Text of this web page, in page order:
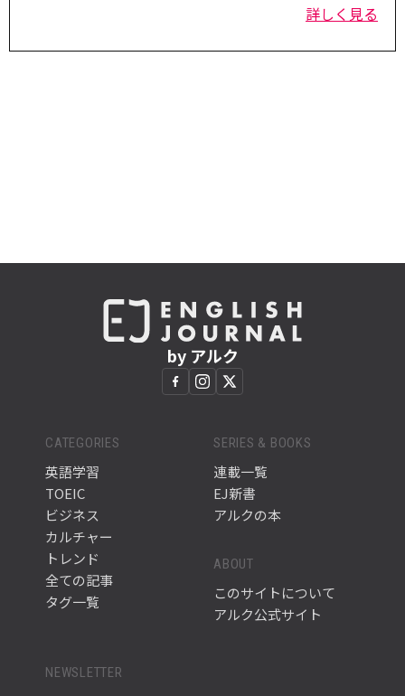
詳しく見る
by アルク
CATEGORIES
英語学習
TOEIC
ビジネス
カルチャー
トレンド
全ての記事
タグ一覧
SERIES & BOOKS
連載一覧
EJ新書
アルクの本
ABOUT
このサイトについて
アルク公式サイト
NEWSLETTER